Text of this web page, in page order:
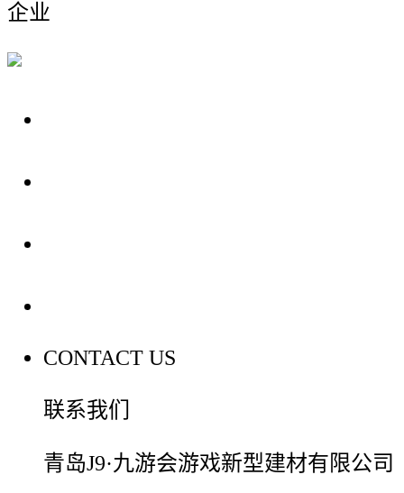
企业
CONTACT US
联系我们
青岛J9·九游会游戏新型建材有限公司